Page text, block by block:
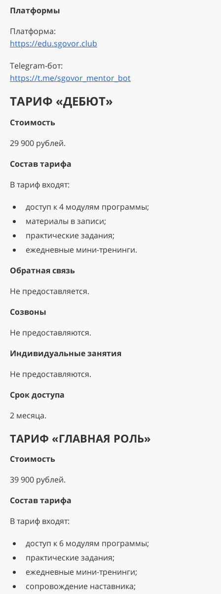
Платформы
Платформа:
https://edu.sgovor.club
Telegram-бот:
https://t.me/sgovor_mentor_bot
ТАРИФ «ДЕБЮТ»
Стоимость
29 900 рублей.
Состав тарифа
В тариф входят:
доступ к 4 модулям программы;
материалы в записи;
практические задания;
ежедневные мини-тренинги.
Обратная связь
Не предоставляется.
Созвоны
Не предоставляются.
Индивидуальные занятия
Не предоставляются.
Срок доступа
2 месяца.
ТАРИФ «ГЛАВНАЯ РОЛЬ»
Стоимость
39 900 рублей.
Состав тарифа
В тариф входят:
доступ к 6 модулям программы;
практические задания;
ежедневные мини-тренинги;
сопровождение наставника;